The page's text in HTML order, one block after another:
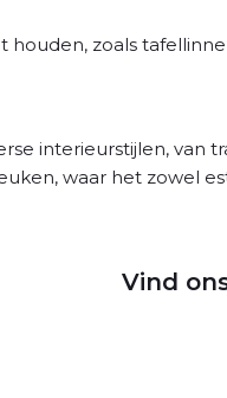
zoals
interieurstijlen, van
waar het zowel
Vind